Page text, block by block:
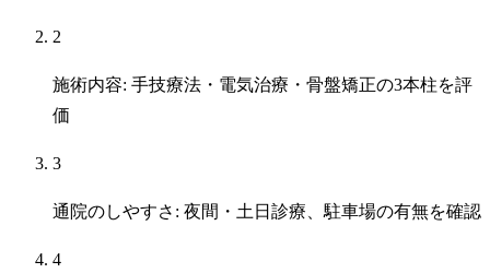
2
施術内容: 手技療法・電気治療・骨盤矯正の3本柱を評
価
3
通院のしやすさ: 夜間・土日診療、駐車場の有無を確認
4